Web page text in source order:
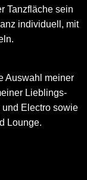
Tanzfläche sein
individuell, mit
Auswahl meiner
Lieblings-
Electro sowie
Lounge.